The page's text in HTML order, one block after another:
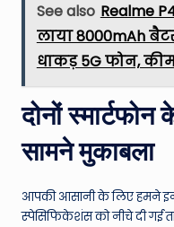
See also Realme
लाया 8000mAh
धाकड़ 5G फोन,
दोनों
सामने मुकाबला
आपकी आसानी के लिए हमने इन
स्पेसिफिकेशंस को नीचे दी गई